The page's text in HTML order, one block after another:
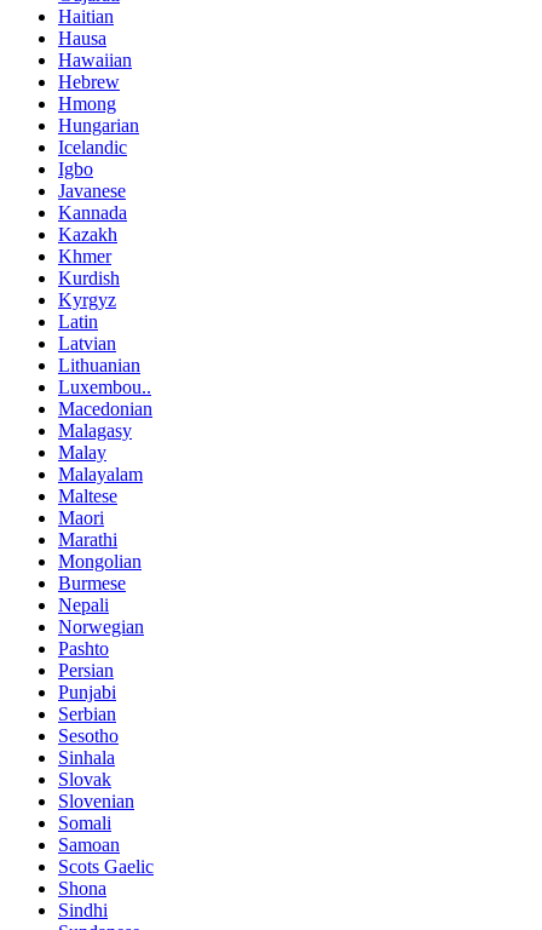
Haitian
Hausa
Hawaiian
Hebrew
Hmong
Hungarian
Icelandic
Igbo
Javanese
Kannada
Kazakh
Khmer
Kurdish
Kyrgyz
Latin
Latvian
Lithuanian
Luxembou..
Macedonian
Malagasy
Malay
Malayalam
Maltese
Maori
Marathi
Mongolian
Burmese
Nepali
Norwegian
Pashto
Persian
Punjabi
Serbian
Sesotho
Sinhala
Slovak
Slovenian
Somali
Samoan
Scots Gaelic
Shona
Sindhi